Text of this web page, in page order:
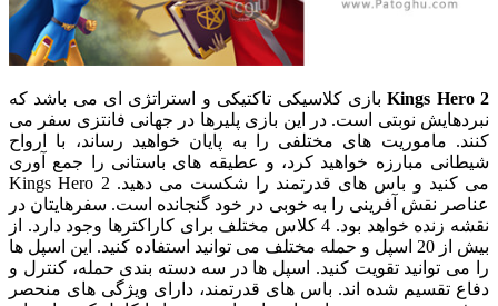
Kings Hero 2بازی کلاسیکی تاکتیکی و استراتژی ای می باشد که
نبردهایش نوبتی است. در این بازی پلیرها در جهانی فانتزی سفر می
کنند. ماموریت های مختلفی را به پایان خواهید رساند، با ارواح
شیطانی مبارزه خواهید کرد، و عطیقه های باستانی را جمع آوری
می کنید و باس های قدرتمند را شکست می دهید. Kings Hero 2
عناصر نقش آفرینی را به خوبی در خود گنجانده است. سفرهایتان در
نقشه زنده خواهد بود. 4 کلاس مختلف برای کاراکترها وجود دارد. از
بیش از 20 اسپل و حمله مختلف می توانید استفاده کنید. این اسپل ها
را می توانید تقویت کنید. اسپل ها در سه دسته بندی حمله، کنترل و
دفاع تقسیم شده اند. باس های قدرتمند، دارای ویژگی های منحصر